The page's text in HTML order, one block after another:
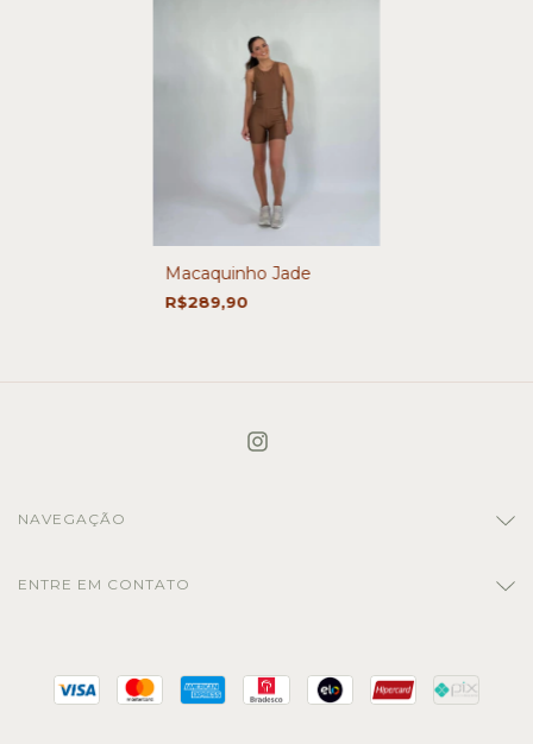
Macaquinho Jade
R$289,90
NAVEGAÇÃO
ENTRE EM CONTATO